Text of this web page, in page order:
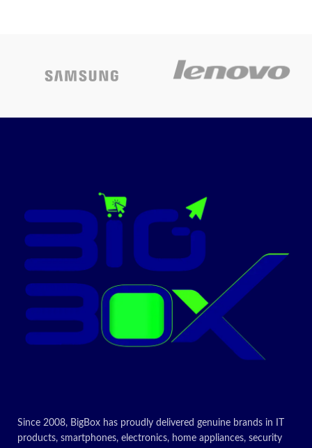
Since 2008, BigBox has proudly delivered genuine brands in IT
products, smartphones, electronics, home appliances, security